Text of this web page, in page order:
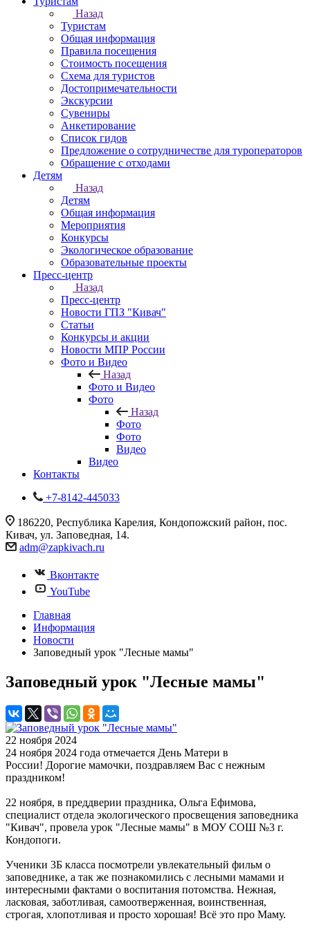
Назад
Туристам
Общая информация
Правила посещения
Стоимость посещения
Схема для туристов
Достопримечательности
Экскурсии
Сувениры
Анкетирование
Список гидов
Предложение о сотрудничестве для туроператоров
Обращение с отходами
Детям
Назад
Детям
Общая информация
Мероприятия
Конкурсы
Экологическое образование
Образовательные проекты
Пресс-центр
Назад
Пресс-центр
Новости ГПЗ "Кивач"
Статьи
Конкурсы и акции
Новости МПР России
Фото и Видео
Назад
Фото и Видео
Фото
Назад
Фото
Фото
Видео
Видео
Контакты
+7-8142-445033
186220, Республика Карелия, Кондопожский район, пос.
Кивач, ул. Заповедная, 14.
adm@zapkivach.ru
Вконтакте
YouTube
Главная
Информация
Новости
Заповедный урок "Лесные мамы"
Заповедный урок "Лесные мамы"
22 ноября 2024
24 ноября 2024 года отмечается День Матери в
России! Дорогие мамочки, поздравляем Вас с нежным
праздником!
22 ноября, в преддверии праздника, Ольга Ефимова,
специалист отдела экологического просвещения заповедника
"Кивач", провела урок "Лесные мамы" в МОУ СОШ №3 г.
Кондопоги.
Ученики 3Б класса посмотрели увлекательный фильм о
заповеднике, а так же познакомились с лесными мамами и
интересными фактами о воспитания потомства. Нежная,
ласковая, заботливая, самоотверженная, воинственная,
строгая, хлопотливая и просто хорошая! Всё это про Маму.